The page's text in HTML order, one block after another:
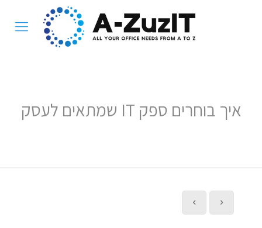
איך בוחרים ספק IT שמתאים לעסק